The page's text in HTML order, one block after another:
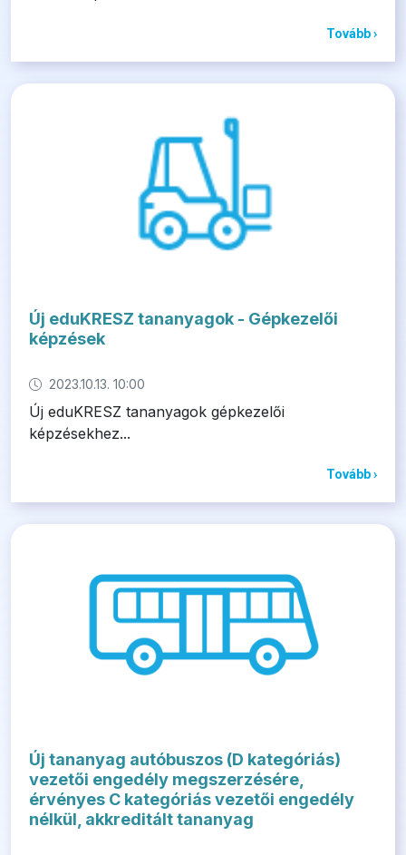
Tovább ›
Új eduKRESZ tananyagok - Gépkezelői
képzések
2023.10.13. 10:00
Új eduKRESZ tananyagok gépkezelői
képzésekhez...
Tovább ›
Új tananyag autóbuszos (D kategóriás)
vezetői engedély megszerzésére,
érvényes C kategóriás vezetői engedély
nélkül, akkreditált tananyag